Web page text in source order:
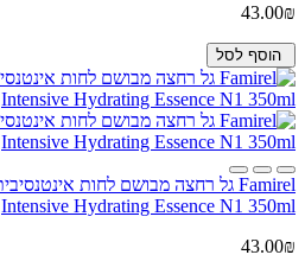
43.00₪
הוסף לסל
Intensive Hydrating Essence N1 350ml
43.00₪